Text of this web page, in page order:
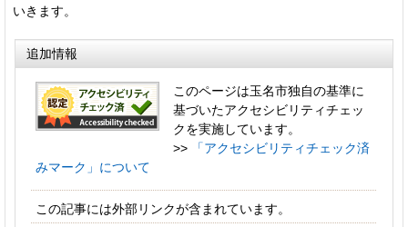
いきます。
追加情報
このページは玉名市独自の基準に
基づいたアクセシビリティチェッ
クを実施しています。
>>
「アクセシビリティチェック済
みマーク」について
この記事には外部リンクが含まれています。